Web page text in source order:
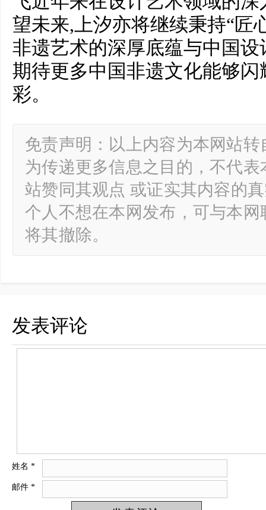
望未来,上汐亦将继续秉持“匠
非遗艺术的深厚底蕴与中国
期待更多中国非遗文化能够
彩。
免责声明：以上内容为本网站
为传递更多信息之目的，不代
站赞同其观点 或证实其内容的
个人不想在本网发布，可与本
将其撤除。
发表评论
姓名 *
邮件 *